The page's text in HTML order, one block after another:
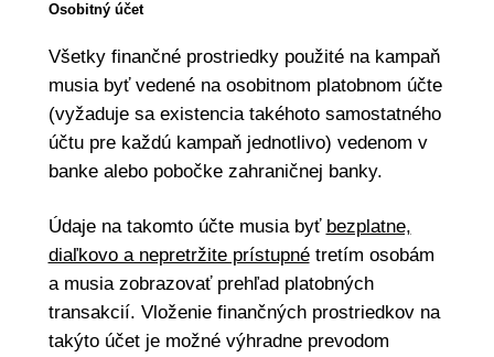
Osobitný účet
Všetky finančné prostriedky použité na kampaň
musia byť vedené na osobitnom platobnom účte
(vyžaduje sa existencia takéhoto samostatného
účtu pre každú kampaň jednotlivo) vedenom v
banke alebo pobočke zahraničnej banky.
Údaje na takomto účte musia byť bezplatne,
diaľkovo a nepretržite prístupnétretím osobám
a musia zobrazovať prehľad platobných
transakcií. Vloženie finančných prostriedkov na
takýto účet je možné výhradne prevodom